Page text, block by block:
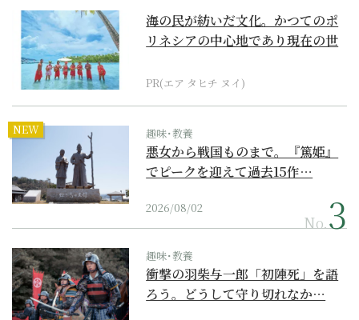
海の民が紡いだ文化。かつてのポ
リネシアの中心地であり現在の世
PR(エア タヒチ ヌイ)
NEW 趣味･教養
悪女から戦国ものまで。『篤姫』
でピークを迎えて過去15作…
2026/08/02
No.
趣味･教養
衝撃の羽柴与一郎「初陣死」を語
ろう。どうして守り切れなか…